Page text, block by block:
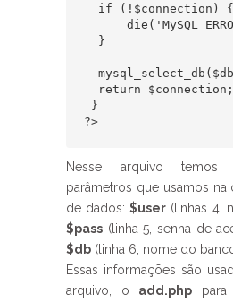
  if (!$connection) {
die('MySQL
  }
  return $connection;
}
?>
Nesse arquivo temos
parâmetros que usamos na
de dados:$user (linhas 4,
$pass (linha 5, senha de
$db (linha 6, nome do
Essas informações são
arquivo, o add.php para